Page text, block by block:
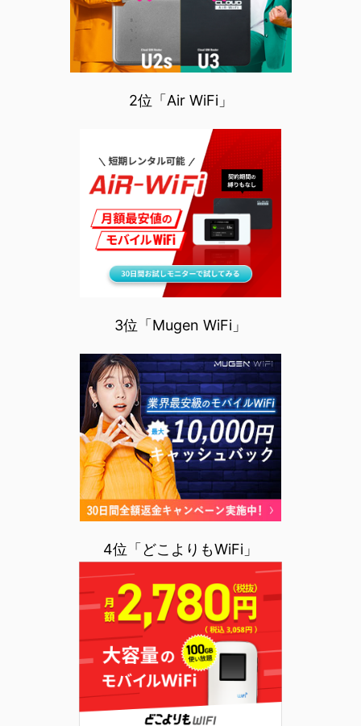
2位「Air WiFi」
3位「Mugen WiFi」
4位「どこよりもWiFi」